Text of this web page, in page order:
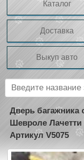
Каталог
Доставка
Выкуп авто
Дверь багажника
Шевроле Лачетти
Артикул V5075